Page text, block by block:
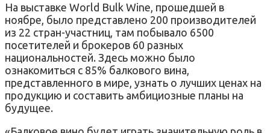
На выставке World Bulk Wine, прошедшей в
ноябре, было представлено 200 производителей
из 22 стран-участниц, там побывало 6500
посетителей и брокеров 60 разных
национальностей. Здесь можно было
ознакомиться с 85% балкового вина,
представленного в мире, узнать о лучших ценах на
продукцию и составить амбициозные планы на
будущее.